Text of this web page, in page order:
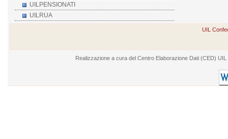
UILPENSIONATI
UILRUA
UIL
Realizzazione a cura del Centro Elaborazione Dati (CED)